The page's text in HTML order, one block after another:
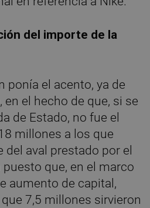
del importe de la
ponía el acento, ya de
el hecho de que, si se
de Estado, no fue el
millones a los que
aval prestado por el
que, en el marco
aumento de capital,
7,5 millones sirvieron